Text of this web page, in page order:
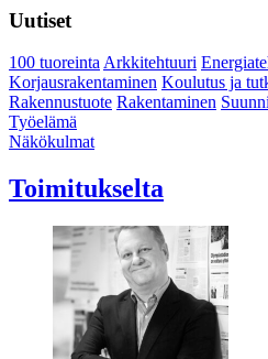
Uutiset
100 tuoreintaArkkitehtuuri
Korjausrakentaminen Koulutus ja
Rakennustuote Rakentaminen
Työelämä
Näkökulmat
Toimitukselta